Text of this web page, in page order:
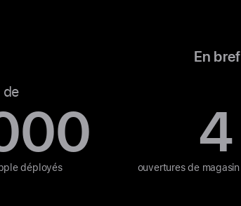
En bref
de
déployés
4
ouvertures de magasin